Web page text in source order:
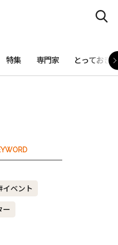
特集 専門家 とっておき
イベント
ー